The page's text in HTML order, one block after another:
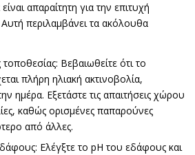
απαραίτητη για την επιτυχή
περιλαμβάνει τα ακόλουθα
Βεβαιωθείτε ότι το
πλήρη ηλιακή ακτινοβολία,
ημέρα. Εξετάστε τις απαιτήσεις χώρου
καθώς ορισμένες παπαρούνες
από άλλες.
Ελέγξτε το pH του εδάφους και